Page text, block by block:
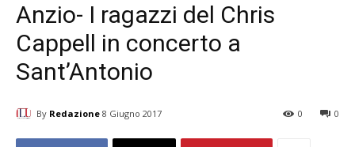
Anzio- I ragazzi del Chris
Cappell in concerto a
Sant’Antonio
By Redazione 8 Giugno 2017 0
0